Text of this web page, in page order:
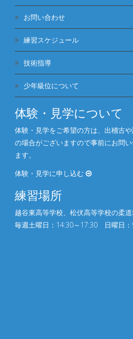
お問い合わせ
練習スケジュール
技術指導
少年級位について
体験・見学について
体験・見学をご希望の方は、出稽古
の場合がございますので事前にお問
ます。
体験・見学に申し込む
練習場所
越谷東高等学校、松伏⾼等学校の柔道
毎週土曜日：14:30～17:30 日曜日